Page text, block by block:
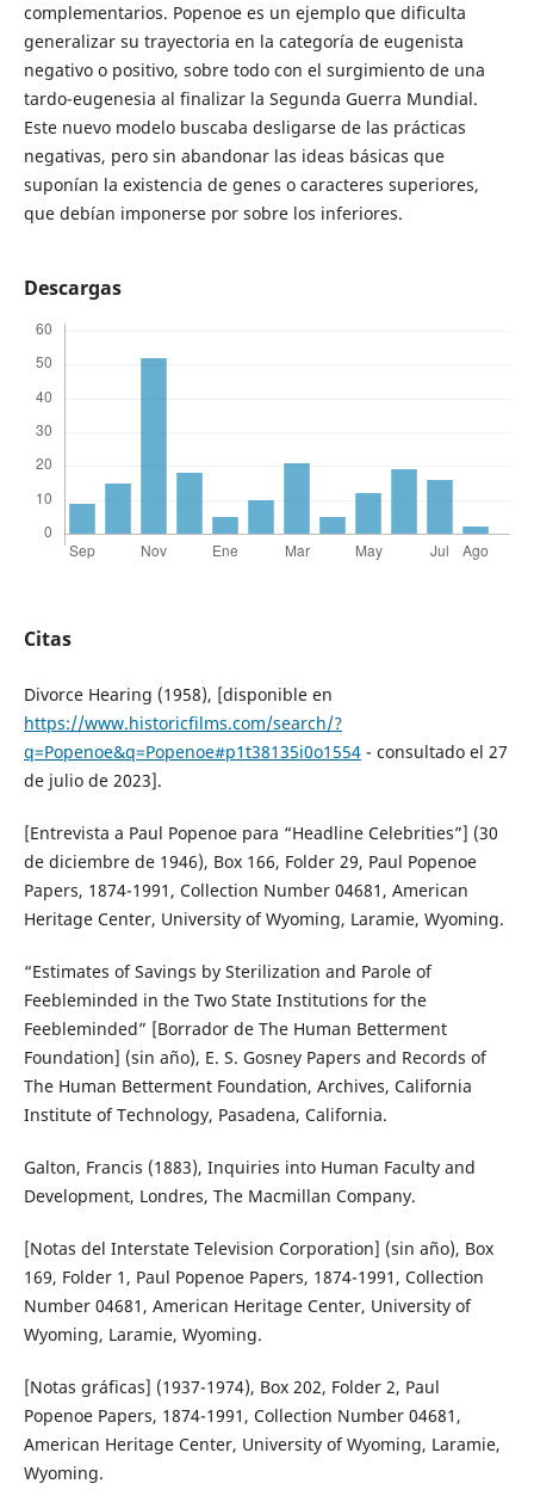
complementarios. Popenoe es un ejemplo que dificulta
generalizar su trayectoria en la categoría de eugenista
negativo o positivo, sobre todo con el surgimiento de una
tardo-eugenesia al finalizar la Segunda Guerra Mundial.
Este nuevo modelo buscaba desligarse de las prácticas
negativas, pero sin abandonar las ideas básicas que
suponían la existencia de genes o caracteres superiores,
que debían imponerse por sobre los inferiores.
Descargas
Citas
Divorce Hearing (1958), [disponible en
https://www.historicfilms.com/search/?
q=Popenoe&q=Popenoe#p1t38135i0o1554- consultado el 27
de julio de 2023].
[Entrevista a Paul Popenoe para “Headline Celebrities”] (30
de diciembre de 1946), Box 166, Folder 29, Paul Popenoe
Papers, 1874-1991, Collection Number 04681, American
Heritage Center, University of Wyoming, Laramie, Wyoming.
“Estimates of Savings by Sterilization and Parole of
Feebleminded in the Two State Institutions for the
Feebleminded” [Borrador de The Human Betterment
Foundation] (sin año), E. S. Gosney Papers and Records of
The Human Betterment Foundation, Archives, California
Institute of Technology, Pasadena, California.
Galton, Francis (1883), Inquiries into Human Faculty and
Development, Londres, The Macmillan Company.
[Notas del Interstate Television Corporation] (sin año), Box
169, Folder 1, Paul Popenoe Papers, 1874-1991, Collection
Number 04681, American Heritage Center, University of
Wyoming, Laramie, Wyoming.
[Notas gráficas] (1937-1974), Box 202, Folder 2, Paul
Popenoe Papers, 1874-1991, Collection Number 04681,
American Heritage Center, University of Wyoming, Laramie,
Wyoming.